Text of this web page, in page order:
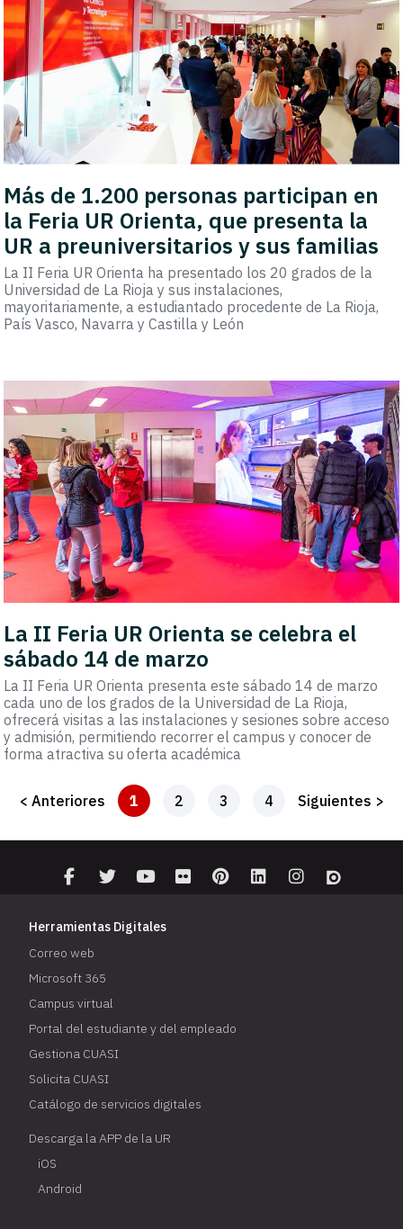
Más de 1.200 personas participan en
la Feria UR Orienta, que presenta la
UR a preuniversitarios y sus familias
La II Feria UR Orienta ha presentado los 20 grados de la
Universidad de La Rioja y sus instalaciones,
mayoritariamente, a estudiantado procedente de La Rioja,
País Vasco, Navarra y Castilla y León
La II Feria UR Orienta se celebra el
sábado 14 de marzo
La II Feria UR Orienta presenta este sábado 14 de marzo
cada uno de los grados de la Universidad de La Rioja,
ofrecerá visitas a las instalaciones y sesiones sobre acceso
y admisión, permitiendo recorrer el campus y conocer de
forma atractiva su oferta académica
< Anteriores 1 2 3 4 Siguientes >
Herramientas Digitales
Correo web
Microsoft 365
Campus virtual
Portal del estudiante y del empleado
Gestiona CUASI
Solicita CUASI
Catálogo de servicios digitales
Descarga la APP de la UR
iOS
Android